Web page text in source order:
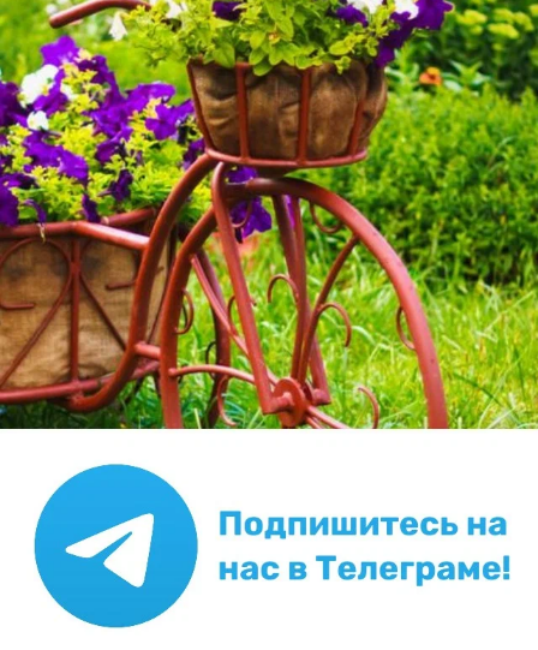
Tangeya 23 января 2017, 17:45
Отзывы о семенах производителя
Биотехника 42
Оставьте отзыв о семенах агрофирмы Биотехника!
Напишите, здоровы ли они были, какая у них была
всхожесть, какова оказалась урожайность.
Соответствуют ли они обещанным параметрам —
высота растений, сроки цветения и созревания,
форма и цвет...
Tangeya 9 февраля 2017, 23:39
Отзывы о семенах производителя
Манул 6
Оставьте отзыв о семенах селекционно-
семеноводческой фирмы Манул! Напишите, здоровы
ли они были, какая у них была всхожесть, какова
оказалась урожайность. Соответствуют ли они
обещанным параметрам — высота растений, сроки
цветения и...